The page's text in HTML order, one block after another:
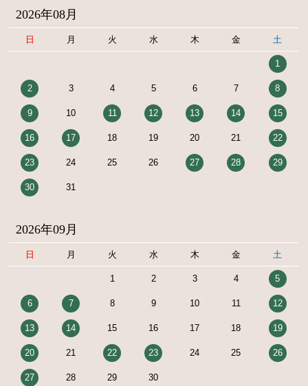
2026年08月
日 月 火 水 木 金 土
1
2 3 4 5 6 7 8
9 10 11 12 13 14 15
16 17 18 19 20 21 22
23 24 25 26 27 28 29
30 31
2026年09月
日 月 火 水 木 金 土
1 2 3 4 5
6 7 8 9 10 11 12
13 14 15 16 17 18 19
20 21 22 23 24 25 26
27 28 29 30